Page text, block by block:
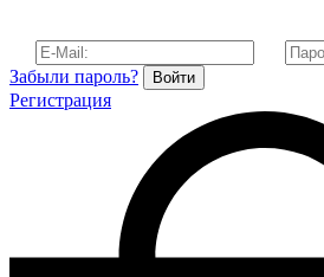
Забыли пароль? Войти
Регистрация